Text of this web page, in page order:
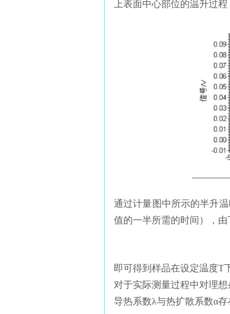
上表面中心部位的温升过
通过计量图中所示的半升
值的一半所需的时间），由
即可得到样品在设定温度T
对于实际测量过程中对理
导热系数λ与热扩散系数α存